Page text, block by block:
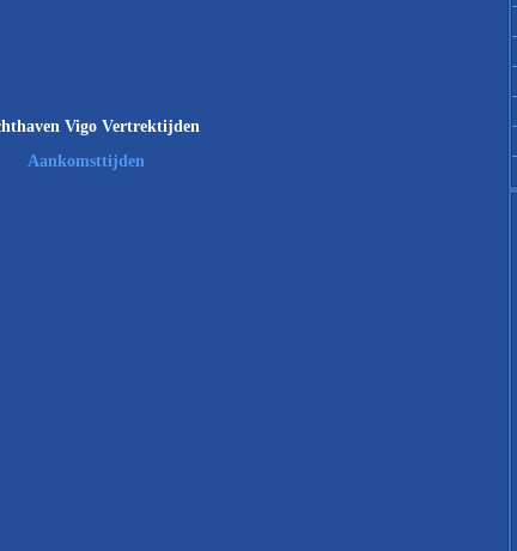
Vigo Vertrektijden
Aankomsttijden